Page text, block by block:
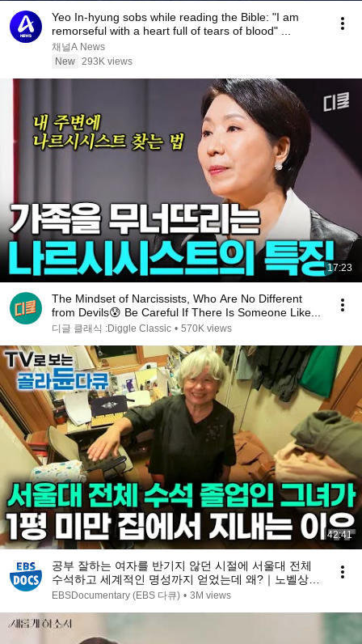
Yeo In-hyung sobs while reading the Bible: "I am
remorseful with a heart full of tears of blood" ...
채널A News
New 293K views
17:23
The Mindset of Narcissists, Who Are No Different
from Devils😰 Be Careful If There Is Someone Like...
디글 클래식 :Diggle Classic • 570K views
42:41
공부 잘하는 여자를 반기지 않던 시절에 서울대 전체
수석하고 세계적인 명성까지 얻었는데 왜?｜노벨상도
7성급 호텔도 부럽지 않은 어느 학자의 품격｜여백서
EBSDocumentary (EBS 다큐) • 3M views